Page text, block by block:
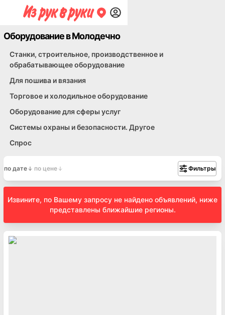
Оборудование в Молодечно
Станки, строительное, производственное и
обрабатывающее оборудование
Для пошива и вязания
Торговое и холодильное оборудование
Оборудование для сферы услуг
Системы охраны и безопасности. Другое
Спрос
по дате по цене Фильтры
Извините, по Вашему запросу не найдено объявлений, ниже
представлены ближайшие регионы.